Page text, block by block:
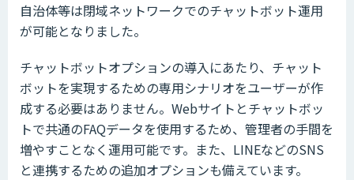
自治体等は閉域ネットワークでのチャットボット運用
が可能となりました。
チャットボットオプションの導入にあたり、チャット
ボットを実現するための専用シナリオをユーザーが作
成する必要はありません。Webサイトとチャットボッ
トで共通のFAQデータを使用するため、管理者の手間を
増やすことなく運用可能です。また、LINEなどのSNS
と連携するための追加オプションも備えています。